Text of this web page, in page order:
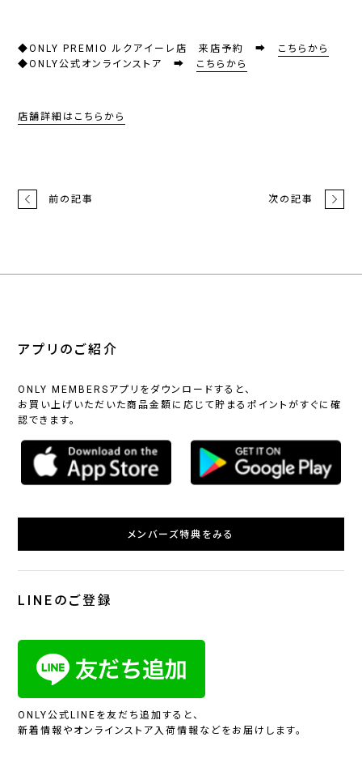
◆ONLY PREMIO ルクアイーレ店 来店予約 ➡ こちらから
◆ONLY公式オンラインストア ➡ こちらから
店舗詳細はこちらから
前の記事 次の記事
アプリのご紹介
ONLY MEMBERSアプリをダウンロードすると、
お買い上げいただいた商品金額に応じて貯まるポイントがすぐに確
認できます。
メンバーズ特典をみる
LINEのご登録
ONLY公式LINEを友だち追加すると、
新着情報やオンラインストア入荷情報などをお届けします。